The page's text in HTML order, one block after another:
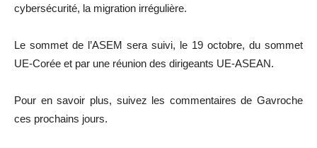
cybersécurité, la migration irrégulière.
Le sommet de l’ASEM sera suivi, le 19 octobre, du sommet
UE-Corée et par une réunion des dirigeants UE-ASEAN.
Pour en savoir plus, suivez les commentaires de Gavroche
ces prochains jours.